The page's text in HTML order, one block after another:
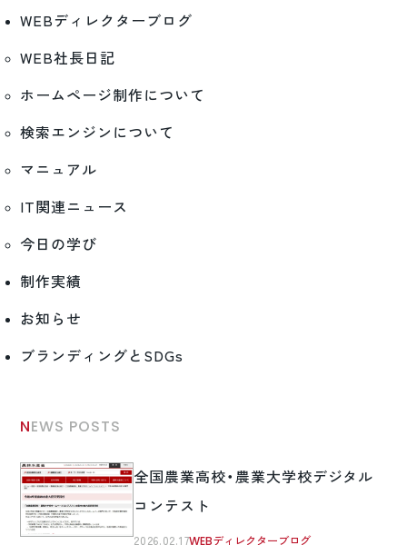
WEBディレクターブログ
WEB社長日記
ホームページ制作について
検索エンジンについて
マニュアル
IT関連ニュース
今日の学び
制作実績
お知らせ
ブランディングとSDGs
NEWS POSTS
全国農業高校・農業大学校デジタル
コンテスト
2026.02.17WEBディレクターブログ